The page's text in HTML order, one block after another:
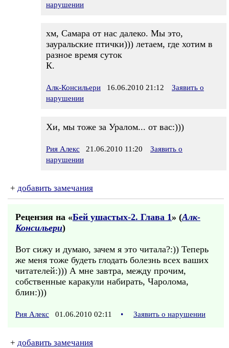
нарушении
хм, Самара от нас далеко. Мы это,
зауральские птички))) летаем, где хотим в
разное время суток
К.
Алк-Консильери 16.06.2010 21:12
Заявить о
нарушении
Хи, мы тоже за Уралом... от вас:)))
Рия Алекс 21.06.2010 11:20
Заявить о
нарушении
+ добавить замечания
Рецензия на «Бей ушастых-2. Глава 1» (Алк-
Консильери)
Вот сижу и думаю, зачем я это читала?:)) Теперь
же меня тоже будеть глодать болезнь всех ваших
читателей:))) А мне завтра, между прочим,
собственные каракули набирать, Чаролома,
блин:)))
Рия Алекс 01.06.2010 02:11 • Заявить о нарушении
+ добавить замечания